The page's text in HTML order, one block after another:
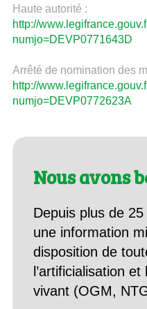
Haute autorité :
http://
numjo=DEVP0771643D
Arrêté de nomination des
http://
numjo=DEVP0772623A
Nous avons
Depuis plus de
une information
disposition de
l’artificialisation
vivant (OGM,